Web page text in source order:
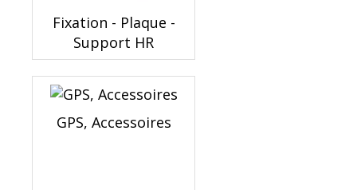
Fixation - Plaque -
Support HR
GPS, Accessoires